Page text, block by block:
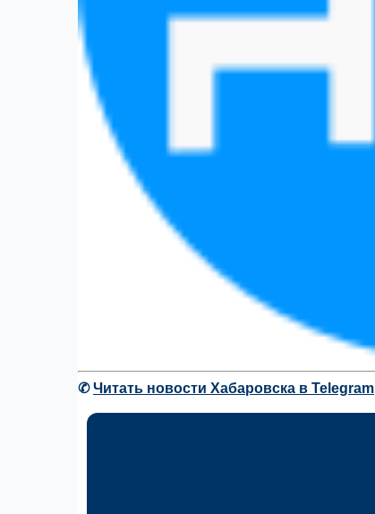
✆Читать новости Хабаровска в Telegram